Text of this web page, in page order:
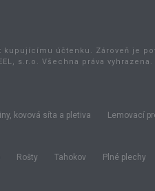
účtenku. Zároveň je
s.r.o. Všechna práva
kovová síta a pletiva Lemovací
Rošty Tahokov Plné plechy